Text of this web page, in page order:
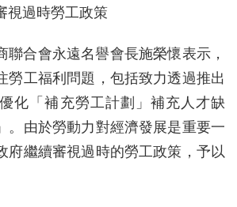
視過時勞工政策
聯合會永遠名譽會長施榮懷表示，
勞工福利問題，包括致力透過推出
化「補充勞工計劃」補充人才缺
。由於勞動力對經濟發展是重要一
府繼續審視過時的勞工政策，予以